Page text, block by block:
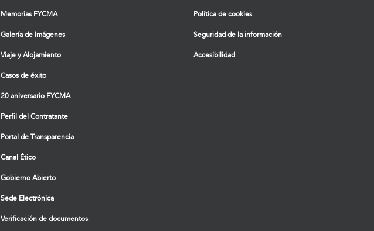
Memorias FYCMA
Galería de Imágenes
Viaje y Alojamiento
Casos de éxito
20 aniversario FYCMA
Perfil del Contratante
Portal de Transparencia
Canal Ético
Gobierno Abierto
Sede Electrónica
Verificación de documentos
Política de cookies
Seguridad de la información
Accesibilidad